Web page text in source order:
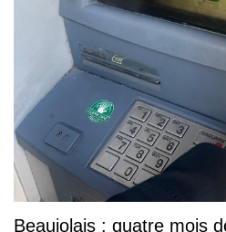
Beaujolais : quatre mois